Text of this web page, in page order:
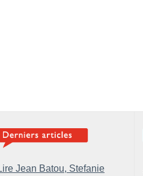
Jean Batou, Stefanie